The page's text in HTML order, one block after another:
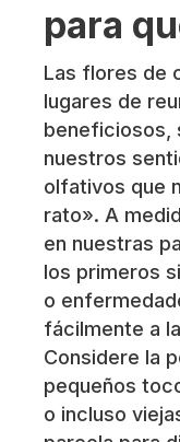
para
Las flores de
lugares de
beneficiosos,
nuestros
olfativos que
rato». A
en nuestras
los primeros
o
fácilmente a
Considere la
pequeños
o incluso